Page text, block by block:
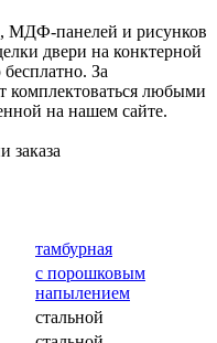
МДФ-панелей и рисунков
двери на конктерной
За
комплектоваться любыми
на нашем сайте.
заказа
тамбурная
с порошковым
напылением
стальной